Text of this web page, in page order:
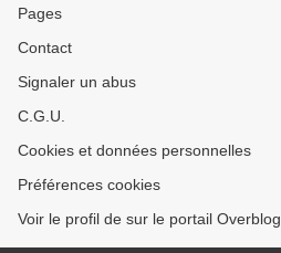
Pages
Contact
Signaler un abus
C.G.U.
Cookies et données personnelles
Préférences cookies
Voir le profil de sur le portail Overblog